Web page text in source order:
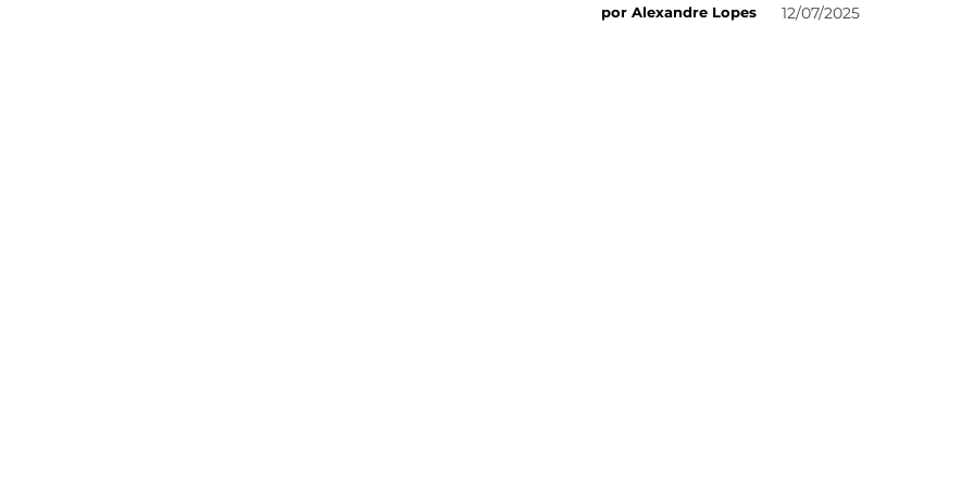
por Alexandre Lopes 12/07/2025